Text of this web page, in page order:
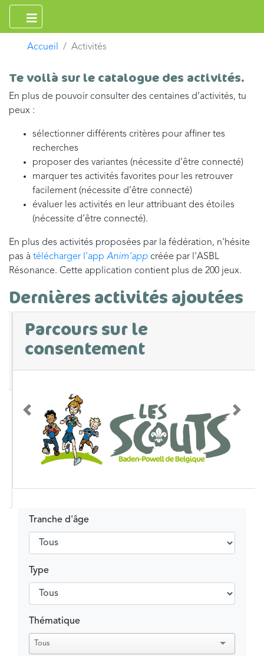
Accueil Activités
Te voilà sur le catalogue des activités.
En plus de pouvoir consulter des centaines d’activités, tu
peux :
sélectionner différents critères pour affiner tes
recherches
proposer des variantes (nécessite d’être connecté)
marquer tes activités favorites pour les retrouver
facilement (nécessite d’être connecté)
évaluer les activités en leur attribuant des étoiles
(nécessite d’être connecté).
En plus des activités proposées par la fédération, n'hésite
pas à télécharger l’app Anim'app créée par l'ASBL
Résonance. Cette application contient plus de 200 jeux.
Dernières activités ajoutées
Parcours sur le
consentement
Précédent
Type
Thématique
Tous